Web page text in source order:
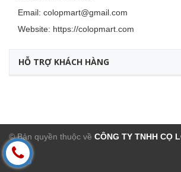
Email: colopmart@gmail.com
Website: https://colopmart.com
HỖ TRỢ KHÁCH HÀNG
© Bản quyền thuộc về CÔNG TY TNHH CỌ
Sapo